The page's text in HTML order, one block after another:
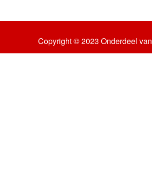
Copyright © 2023 Onderdeel van